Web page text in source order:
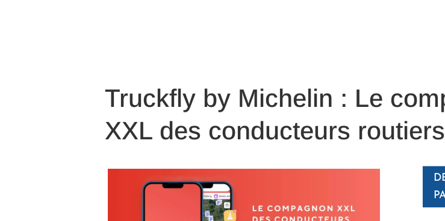
Truckfly by Michelin : Le
XXL des conducteurs routiers